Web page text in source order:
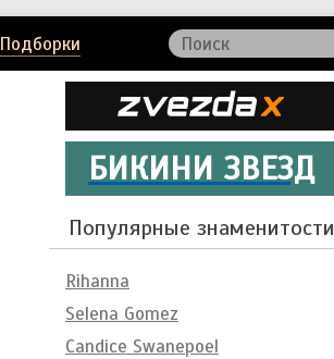
Подборки
БИКИНИ ЗВЕЗД
Популярные знаменитости
Rihanna
Selena Gomez
Candice Swanepoel